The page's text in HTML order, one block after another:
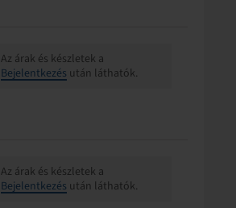
Az árak és készletek a
Bejelentkezés után láthatók.
Az árak és készletek a
Bejelentkezés után láthatók.